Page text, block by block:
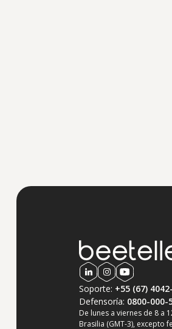
Soporte: +55 (67)
Defensoría: 0800-000-
De lunes a viernes de 8 a
Brasilia (GMT-3), excepto